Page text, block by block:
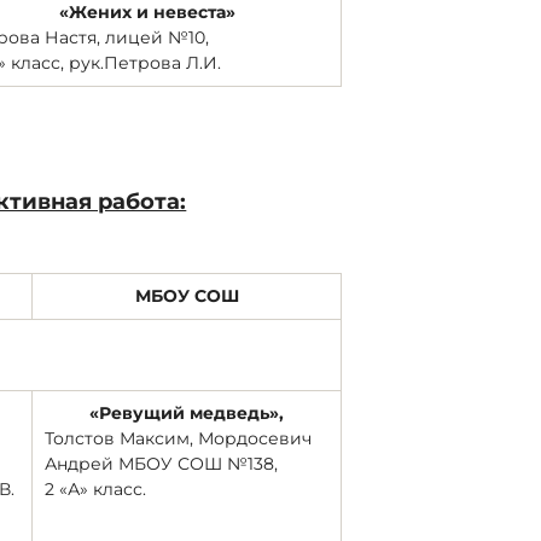
«Жених и невеста»
Настя, лицей №10,
класс, рук.Петрова Л.И.
работа:
МБОУ СОШ
«Ревущий медведь»,
Толстов Максим, Мордосевич
Андрей МБОУ СОШ №138,
2 «А» класс.